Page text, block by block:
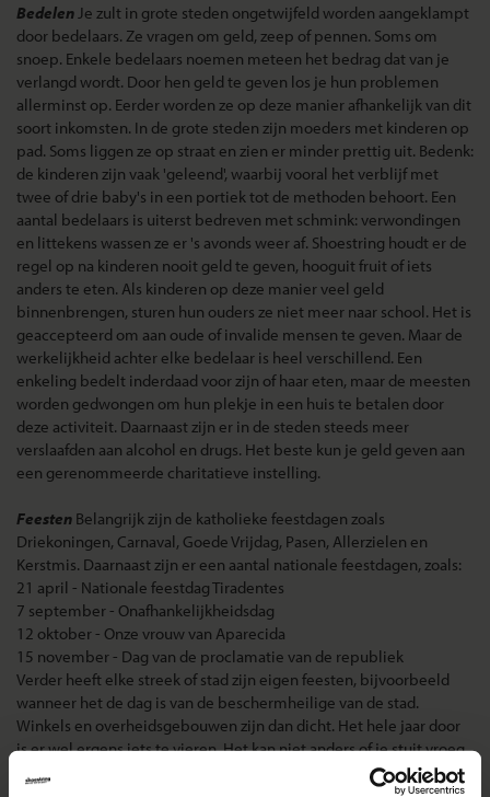
Bedelen Je zult in grote steden ongetwijfeld worden aangeklampt
door bedelaars. Ze vragen om geld, zeep of pennen. Soms om
snoep. Enkele bedelaars noemen meteen het bedrag dat van je
verlangd wordt. Door hen geld te geven los je hun problemen
allerminst op. Eerder worden ze op deze manier afhankelijk van dit
soort inkomsten. In de grote steden zijn moeders met kinderen op
pad. Soms liggen ze op straat en zien er minder prettig uit. Bedenk:
de kinderen zijn vaak 'geleend', waarbij vooral het verblijf met
twee of drie baby's in een portiek tot de methoden behoort. Een
aantal bedelaars is uiterst bedreven met schmink: verwondingen
en littekens wassen ze er 's avonds weer af. Shoestring houdt er de
regel op na kinderen nooit geld te geven, hooguit fruit of iets
anders te eten. Als kinderen op deze manier veel geld
binnenbrengen, sturen hun ouders ze niet meer naar school. Het is
geaccepteerd om aan oude of invalide mensen te geven. Maar de
werkelijkheid achter elke bedelaar is heel verschillend. Een
enkeling bedelt inderdaad voor zijn of haar eten, maar de meesten
worden gedwongen om hun plekje in een huis te betalen door
deze activiteit. Daarnaast zijn er in de steden steeds meer
verslaafden aan alcohol en drugs. Het beste kun je geld geven aan
een gerenommeerde charitatieve instelling.
Feesten Belangrijk zijn de katholieke feestdagen zoals
Driekoningen, Carnaval, Goede Vrijdag, Pasen, Allerzielen en
Kerstmis. Daarnaast zijn er een aantal nationale feestdagen, zoals:
21 april - Nationale feestdag Tiradentes
7 september - Onafhankelijkheidsdag
12 oktober - Onze vrouw van Aparecida
15 november - Dag van de proclamatie van de republiek
Verder heeft elke streek of stad zijn eigen feesten, bijvoorbeeld
wanneer het de dag is van de beschermheilige van de stad.
Winkels en overheidsgebouwen zijn dan dicht. Het hele jaar door
is er wel ergens iets te vieren. Het kan niet anders of je stuit vroeg
of laat op een uitzinnig dansende en feestvierende menigte.